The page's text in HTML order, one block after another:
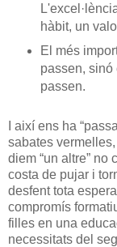
hàbit, un
El més
passen, sinó
passen.
I així ens ha
sabates vermelles,
diem “un altre” no
costa de pujar i
desfent tota
compromís
filles en una
necessitats del